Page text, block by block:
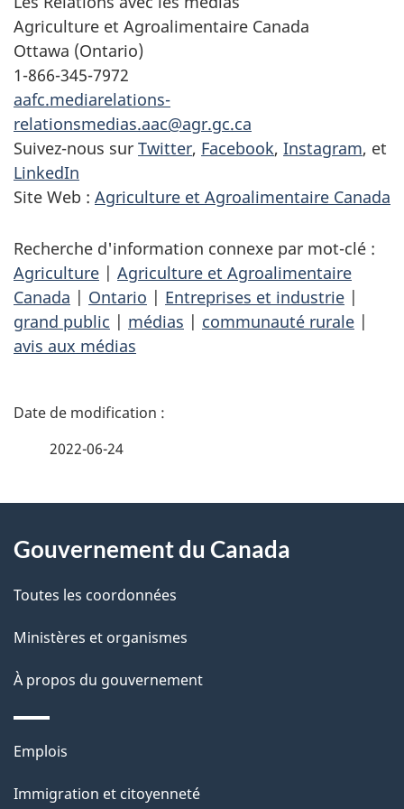
Agriculture et Agroalimentaire Canada
Ottawa (Ontario)
1-866-345-7972
aafc.mediarelations-
relationsmedias.aac@agr.gc.ca
Suivez-nous sur Twitter, Facebook, Instagram, et
LinkedIn
Site Web : Agriculture et Agroalimentaire Canada
Recherche d'information connexe par mot-clé :
Agriculture | Agriculture et Agroalimentaire
Canada | Ontario | Entreprises et industrie |
grand public | médias | communauté rurale |
avis aux médias
D
i
l
s
d
e
l
a
2022-06-24
propos
de
ce
site
Gouvernement du Canada
Toutes les coordonnées
Ministères et organismes
À propos du gouvernement
Thèmes
sujets
Emplois
Immigration et citoyenneté